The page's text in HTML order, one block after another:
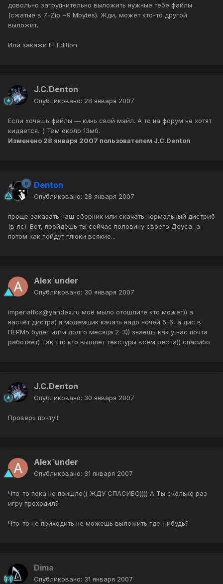
довольно затруднительно выложить нужные тебе файлы
(сжатые в 7-Zip ~9 Mbytes). Жди, может кто-то другой
выложит.
Или закажи IH Edition.
J.C.Denton
Опубликовано: 28 января 2007
Если хочешь файлы — кинь свой мэйл. А то на форум не хотят
кидается. :) Там около 13мб.
Изменено 28 января 2007 пользователем J.C.Denton
Denton
Опубликовано: 28 января 2007
проще заказать наш сборник или скачать нормальный дистриб
(в лс). Вот, пройдёшь ты сейчас половину своего Деуса, а
потом как пойдут глюки всякие...
Alex`under
Опубликовано: 30 января 2007
imperialfox@yandex.ru моё мыло отошлите кто может)) а
насчёт дистра) я модемщик качать надо ночей 5-6, а дис в
ПЕРМЬ будет идти долго месяца 2-3)) знаешь как у нас почта
работает) Так что кто вышлет текстуры всем респа)) спасибо
J.C.Denton
Опубликовано: 30 января 2007
Проверь почту!!
Alex`under
Опубликовано: 31 января 2007
Что-то пока не пришло(( ЖДУ СПАСИБО)))) А Ты сколько раз
игру проходил?
Что-то не приходить не можешь выложить где-нибудь?
Dima
Опубликовано: 31 января 2007